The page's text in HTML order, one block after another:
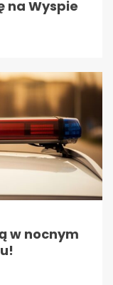
na Wyspie
w nocnym